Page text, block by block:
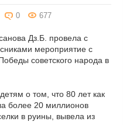
0 677
Дз.Б. провела с
мероприятие с
советского народа в
о том, что 80 лет как
более 20 миллионов
в руины, вывела из